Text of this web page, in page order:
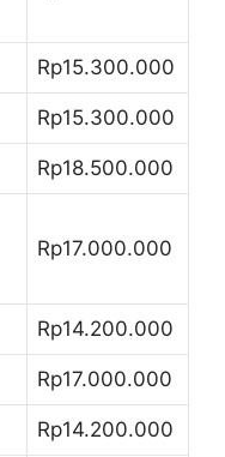
Rp15.300.000
Rp15.300.000
Rp18.500.000
Rp17.000.000
Rp14.200.000
Rp17.000.000
Rp14.200.000